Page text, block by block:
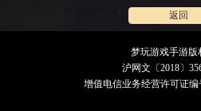
返回
梦玩游戏手游版
沪网文〔2018〕
增值电信业务经营许可证编